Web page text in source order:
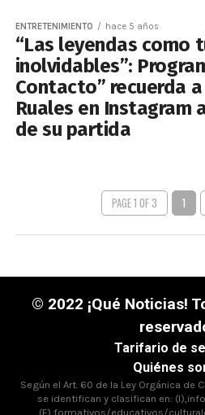
ENTRETENIMIENTO hace 5 años
“Las leyendas como
inolvidables”:
Contacto” recuerda
Ruales en Instagram
de su partida
PAGE 1 OF 3 1
© 2022 ¡Qué Noticias!
Tarifario de
Quiénes
Según el Art. 60 de la Ley Orgánica
se identifican y clasifican en:
(F),formativos/educativos/